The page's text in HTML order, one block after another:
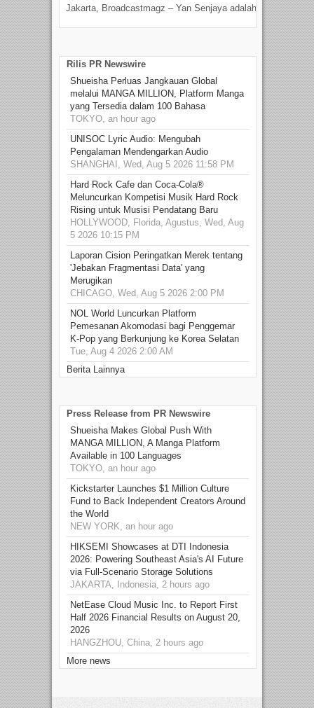
Jakarta, Broadcastmagz – Yan Senjaya adalah...
Rilis PR Newswire
Shueisha Perluas Jangkauan Global
melalui MANGA MILLION, Platform Manga
yang Tersedia dalam 100 Bahasa
TOKYO, an hour ago
UNISOC Lyric Audio: Mengubah
Pengalaman Mendengarkan Audio
SHANGHAI, Wed, Aug 5 2026 11:58 PM
Hard Rock Cafe dan Coca-Cola®
Meluncurkan Kompetisi Musik Hard Rock
Rising untuk Musisi Pendatang Baru
HOLLYWOOD, Florida, Agustus, Wed, Aug
5 2026 10:15 PM
Laporan Cision Peringatkan Merek tentang
'Jebakan Fragmentasi Data' yang
Merugikan
CHICAGO, Wed, Aug 5 2026 2:00 PM
NOL World Luncurkan Platform
Pemesanan Akomodasi bagi Penggemar
K-Pop yang Berkunjung ke Korea Selatan
Tue, Aug 4 2026 2:00 AM
Berita Lainnya
Press Release from PR Newswire
Shueisha Makes Global Push With
MANGA MILLION, A Manga Platform
Available in 100 Languages
TOKYO, an hour ago
Kickstarter Launches $1 Million Culture
Fund to Back Independent Creators Around
the World
NEW YORK, an hour ago
HIKSEMI Showcases at DTI Indonesia
2026: Powering Southeast Asia's AI Future
via Full‑Scenario Storage Solutions
JAKARTA, Indonesia, 2 hours ago
NetEase Cloud Music Inc. to Report First
Half 2026 Financial Results on August 20,
2026
HANGZHOU, China, 2 hours ago
More news